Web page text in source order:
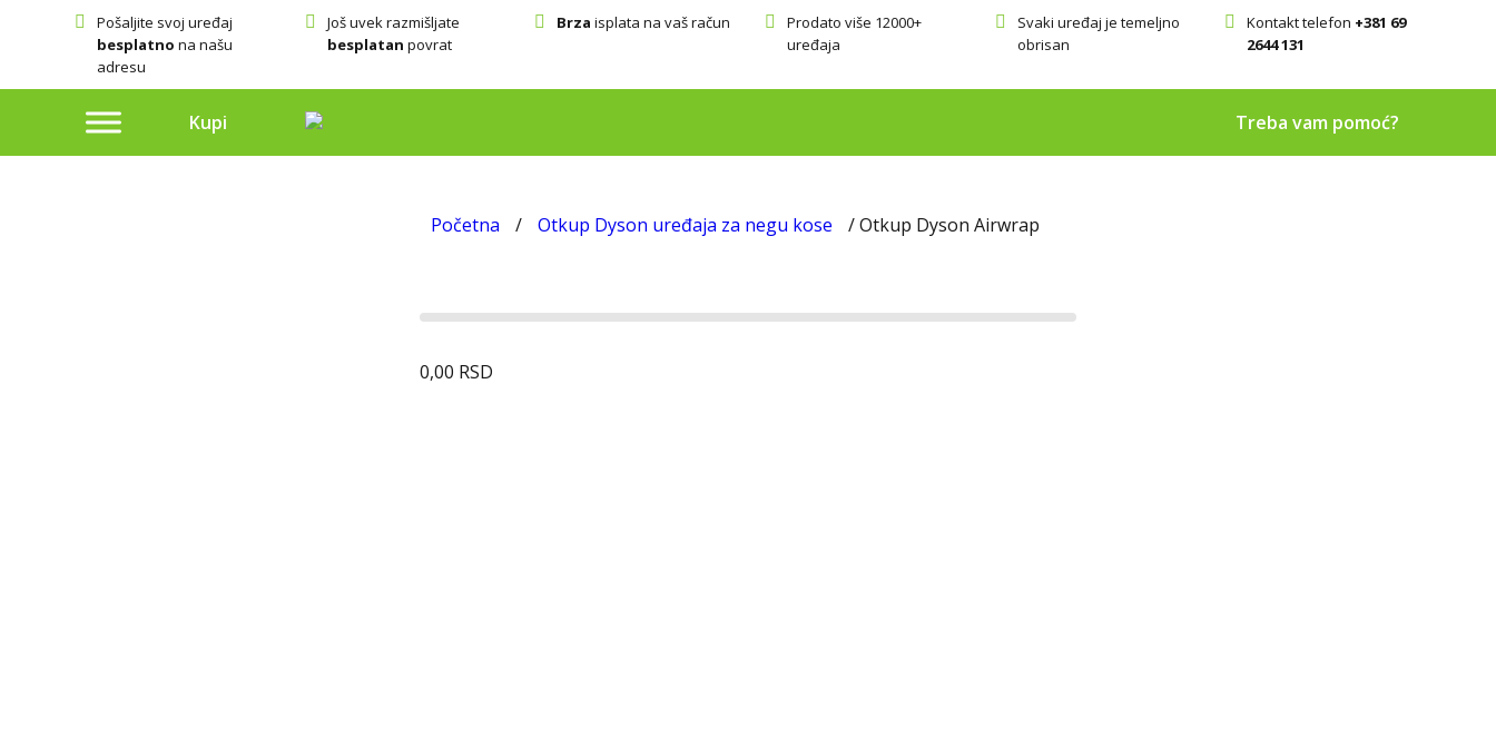
Pošaljite svoj uređaj
besplatno na našu
adresu
Još uvek razmišljate
besplatan povrat
Brza isplata na vaš račun
Prodato više 12000+
uređaja
Svaki uređaj je temeljno
obrisan
Kontakt telefon +381 69
2644 131
Kupi Treba vam pomoć?
Početna / Otkup Dyson uređaja za negu kose / Otkup Dyson Airwrap
0,00 RSD